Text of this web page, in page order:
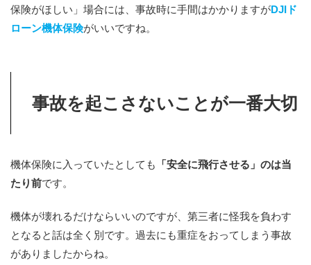
保険がほしい」場合には、事故時に手間はかかりますがDJIド
ローン機体保険がいいですね。
事故を起こさないことが一番大切
機体保険に入っていたとしても
「安全に飛行させる」のは当
たり前です。
機体が壊れるだけならいいのですが、第三者に怪我を負わす
となると話は全く別です。過去にも重症をおってしまう事故
がありましたからね。